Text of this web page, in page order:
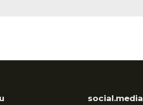
social.media